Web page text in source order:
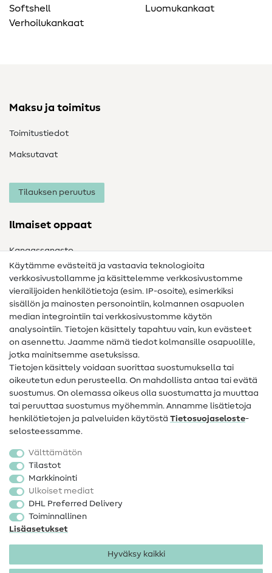
Softshell
Verhoilukankaat
Luomukankaat
Maksu ja toimitus
Toimitustiedot
Maksutavat
Tilauksen peruutus
Ilmaiset oppaat
Kangassanasto
Ompelusanasto
Ompeluohjeet
Apua ja yhteystiedot
Yhteystiedot
Tietoa omistajanvaihdoksesta
FAQ
Peruutusoikeus
Suosittu
Kankaat
Ompelutarvikkeet
Ale
Käytämme evästeitä ja vastaavia teknologioita
verkkosivustollamme ja käsittelemme verkkosivustomme
vierailijoiden henkilötietoja (esim. IP-osoite), esimerkiksi
sisällön ja mainosten personointiin, kolmannen osapuolen
median integrointiin tai verkkosivustomme käytön
analysointiin. Tietojen käsittely tapahtuu vain, kun evästeet
on asennettu. Jaamme nämä tiedot kolmansille osapuolille,
jotka mainitsemme asetuksissa.
Tietojen käsittely voidaan suorittaa suostumuksella tai
oikeutetun edun perusteella. On mahdollista antaa tai evätä
suostumus. On olemassa oikeus olla suostumatta ja muuttaa
tai peruuttaa suostumus myöhemmin. Annamme lisätietoja
henkilötietojen ja palveluiden käytöstä Tietosuojaseloste-
selosteessamme.
Välttämätön
Tilastot
Markkinointi
Ulkoiset mediat
DHL Preferred Delivery
Toiminnallinen
Lisäasetukset
Hyväksy kaikki